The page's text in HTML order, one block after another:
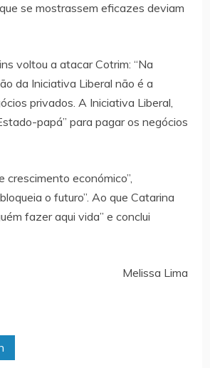
se mostrassem eficazes deviam
voltou a atacar Cotrim: “Na
da Iniciativa Liberal não é a
privados. A Iniciativa Liberal,
papá” para pagar os negócios
crescimento económico”,
o futuro”. Ao que Catarina
fazer aqui vida” e conclui
Melissa Lima